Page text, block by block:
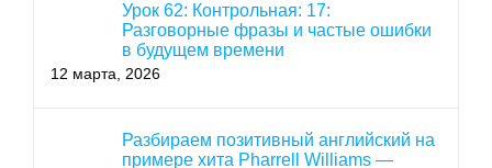
Урок 62: Контрольная: 17:
Разговорные фразы и частые ошибки
в будущем времени
12 марта, 2026
Разбираем позитивный английский на
примере хита Pharrell Williams —